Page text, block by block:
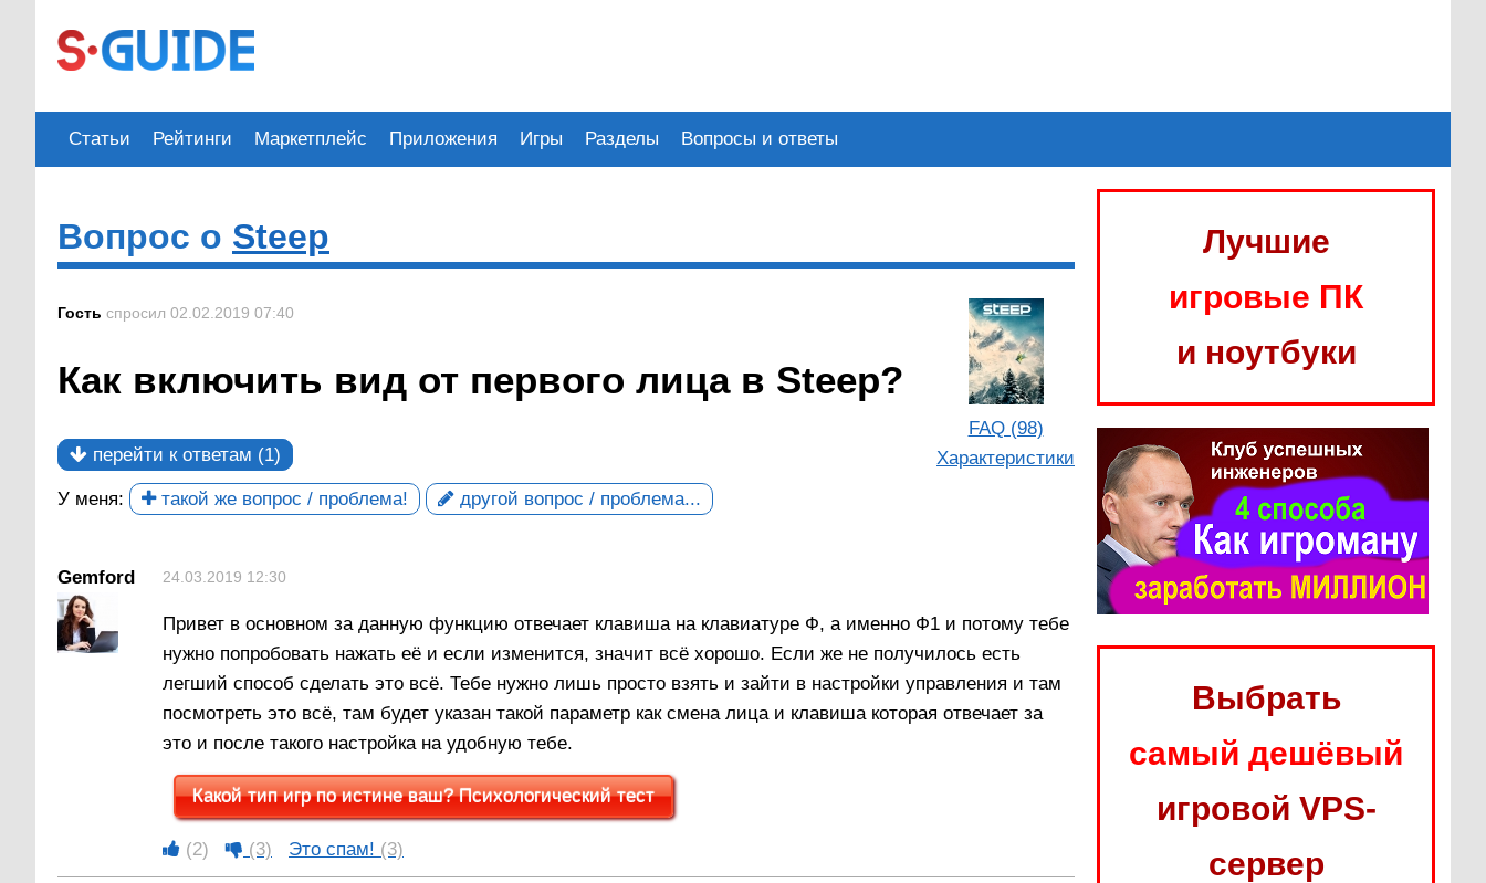
Статьи Рейтинги Маркетплейс Приложения Игры Разделы Вопросы и ответы
Вопрос о Steep
FAQ (98)
Характеристики
Гость спросил 02.02.2019 07:40
Как включить вид от первого лица в Steep?
перейти к ответам (1)
У меня: такой же вопрос / проблема! другой вопрос / проблема...
Gemford 24.03.2019 12:30
Привет в основном за данную функцию отвечает клавиша на клавиатуре Ф, а именно Ф1 и потому тебе
нужно попробовать нажать её и если изменится, значит всё хорошо. Если же не получилось есть
легший способ сделать это всё. Тебе нужно лишь просто взять и зайти в настройки управления и там
посмотреть это всё, там будет указан такой параметр как смена лица и клавиша которая отвечает за
это и после такого настройка на удобную тебе.
Какой тип игр по истине ваш? Психологический тест
(2) (3) Это спам! (3)
Лучшие
игровые ПК
и ноутбуки
Выбрать
самый дешёвый
игровой VPS-
сервер